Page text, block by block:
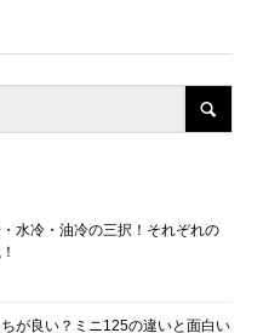
水冷・油冷の三択！それぞれの
が良い？ミニ125の違いと面白い